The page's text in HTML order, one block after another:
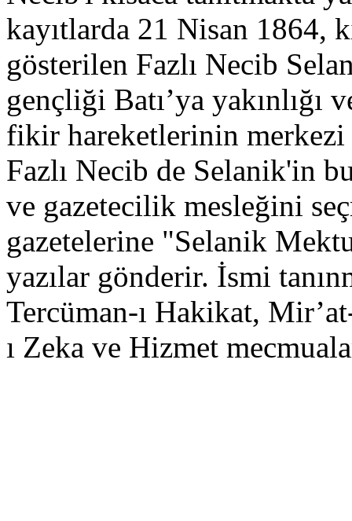
kayıtlarda 21 Nisan 1864,
gösterilen Fazlı Necib
gençliği Batı’ya yakınlığı
fikir hareketlerinin merkezi
Fazlı Necib de Selanik'in
ve gazetecilik mesleğini
gazetelerine "Selanik
yazılar gönderir. İsmi
Tercüman-ı Hakikat,
ı Zeka ve Hizmet